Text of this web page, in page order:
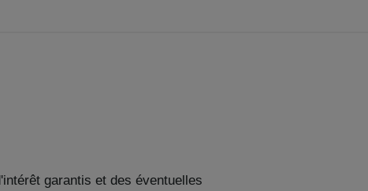
garantis et des éventuelles